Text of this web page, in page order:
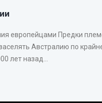
европейцами Предки
Австралию по
лет назад...